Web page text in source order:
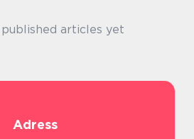
articles yet
Adress